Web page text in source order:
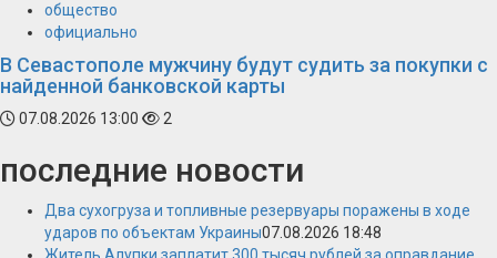
общество
официально
В Севастополе мужчину будут судить за покупки с
найденной банковской карты
07.08.2026 13:00 2
последние новости
Два сухогруза и топливные резервуары поражены в ходе
ударов по объектам Украины07.08.2026 18:48